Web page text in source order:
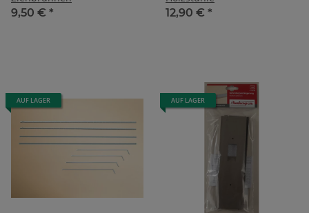
9,50 € *
12,90 € *
AUF LAGER AUF LAGER